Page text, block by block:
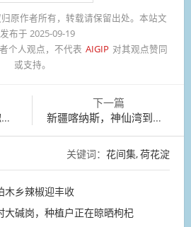
原作者所有，转载请保留出处。本站文
布于 2025-09-19
个人观点，不代表 AIGIP 对其观点赞同
或支持。
下一篇
新疆喀纳斯，神仙湾到月亮湾沿途风光
关键词： 花间集 荷花淀
木乡辣椒迎丰收
大碱岗，种植户正在晾晒枸杞